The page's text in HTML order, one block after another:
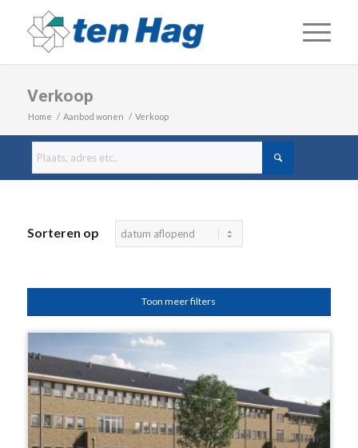
Verkoop
Home / Aanbod wonen / Verkoop
Sorteren op
Toon meer filters